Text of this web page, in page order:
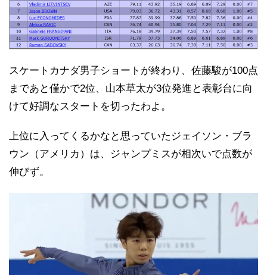
スケートカナダ男子ショートが終わり、佐藤駿が100点
まであと僅かで2位、山本草太が3位発進と表彰台に向
けて好調なスタートを切ったわよ。
上位に入ってくるかなと思っていたジェイソン・ブラ
ウン（アメリカ）は、ジャンプミスが相次いで点数が
伸びず。